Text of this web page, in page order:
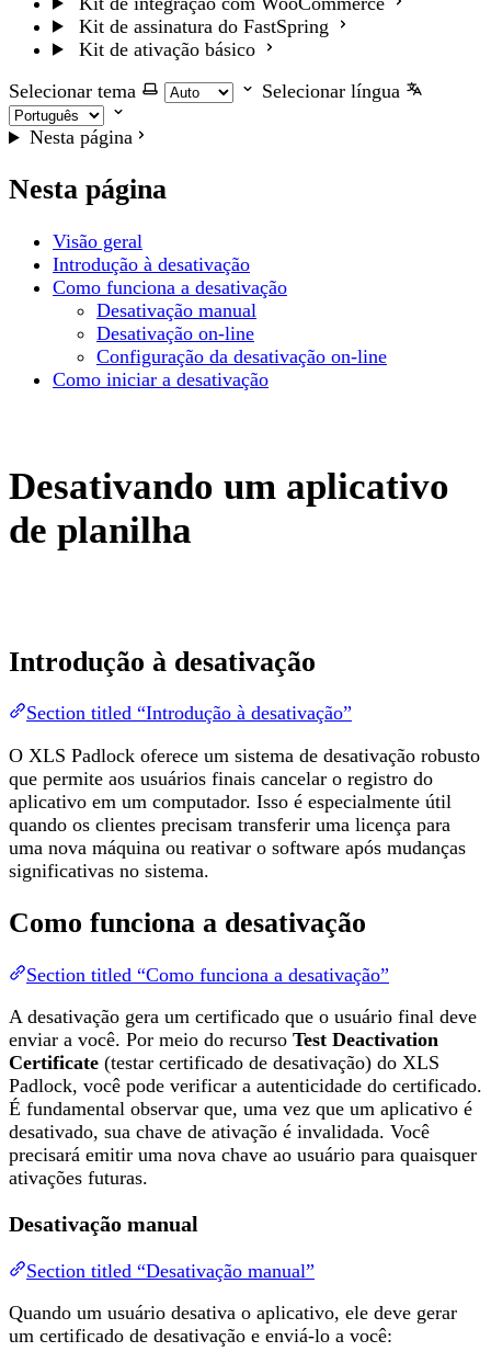
Kit de assinatura do FastSpring
Kit de ativação básico
Selecionar tema
Selecionar língua
Nesta página
Nesta página
Visão geral
Introdução à desativação
Como funciona a desativação
Desativação manual
Desativação on-line
Configuração da desativação on-line
Como iniciar a desativação
Desativando um aplicativo
de planilha
Introdução à desativação
Section titled “Introdução à desativação”
O XLS Padlock oferece um sistema de desativação robusto
que permite aos usuários finais cancelar o registro do
aplicativo em um computador. Isso é especialmente útil
quando os clientes precisam transferir uma licença para
uma nova máquina ou reativar o software após mudanças
significativas no sistema.
Como funciona a desativação
Section titled “Como funciona a desativação”
A desativação gera um certificado que o usuário final deve
enviar a você. Por meio do recurso Test Deactivation
Certificate (testar certificado de desativação) do XLS
Padlock, você pode verificar a autenticidade do certificado.
É fundamental observar que, uma vez que um aplicativo é
desativado, sua chave de ativação é invalidada. Você
precisará emitir uma nova chave ao usuário para quaisquer
ativações futuras.
Desativação manual
Section titled “Desativação manual”
Quando um usuário desativa o aplicativo, ele deve gerar
um certificado de desativação e enviá-lo a você: